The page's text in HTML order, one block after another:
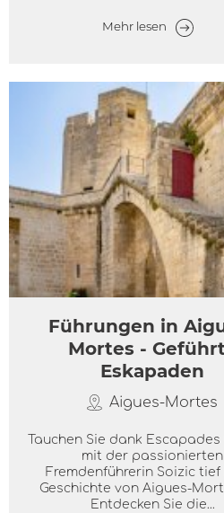
Mehr lesen
Führungen in
Mortes -
Eskapaden
Aigues-Mortes
Tauchen Sie dank Escapades
mit der passionierten
Fremdenführerin Soizic tief
Geschichte von Aigues-
Entdecken Sie die...